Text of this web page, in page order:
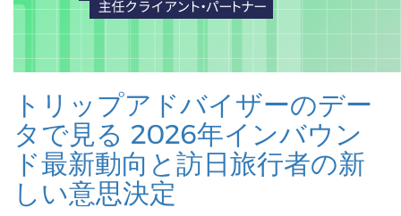
トリップアドバイザーのデー
タで見る 2026年インバウン
ド最新動向と訪日旅行者の新
しい意思決定